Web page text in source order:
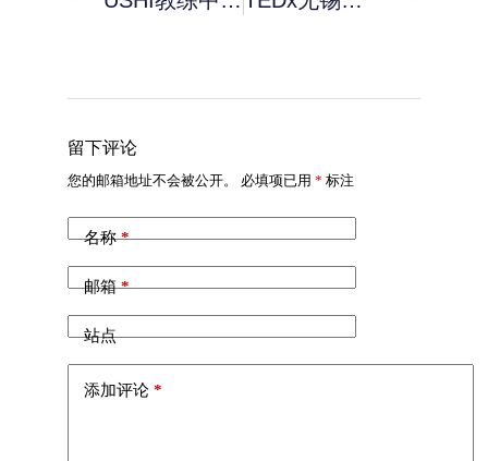
留下评论
您的邮箱地址不会被公开。 必填项已用 * 标注
名称*
邮箱*
站点
添加评论*